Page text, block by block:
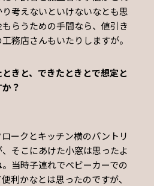
考えないといけないなとも思
らうための手間なら、値引き
務店さんもいたりしますが。
きと、できたときとで想定と
？
ークとキッチン横のパントリ
そこにあけた小窓は思ったよ
当時子連れでベビーカーでの
利かなとは思ったのですが、